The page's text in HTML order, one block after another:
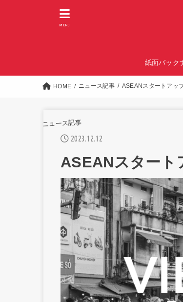
紙面バック
MENU
HOME ニュース記事 ASEANスタートアッ
ニュース記事
2023.12.12
ASEANスタート